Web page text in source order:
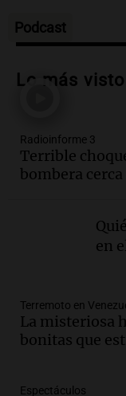
Episodios
Audio.
Rosario.
Audio.
presentar
cuestiona
julio en
Episodios
Audio.
Informados al
Podcast
Lo más visto
Radioinforme 3
Terrible
bombera
en
Terremoto en
La misteriosa
bonitas que
Espectáculos